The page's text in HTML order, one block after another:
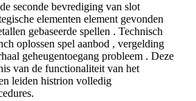
seconde bevrediging van slot
elementen element gevonden
gebaseerde spellen . Technisch
oplossen spel aanbod , vergelding
geheugentoegang probleem . Deze
van de functionaliteit van het
leiden histrion volledig